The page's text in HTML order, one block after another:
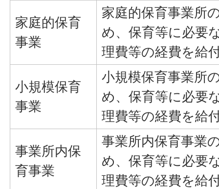
家庭的保育
事業
家庭的保育事業所
め、保育等に必要
理費等の経費を給
小規模保育
事業
小規模保育事業所
め、保育等に必要
理費等の経費を給
事業所内保
育事業
事業所内保育事業
め、保育等に必要
理費等の経費を給